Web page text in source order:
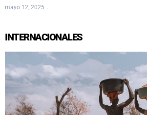
mayo 12, 2025
INTERNACIONALES